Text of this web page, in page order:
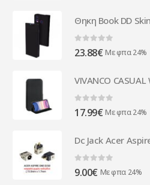
0 out of 5
23.88€ Με φπα 24%
0 out of 5
17.99€ Με φπα 24%
Dc Jack Acer
0 out of 5
9.00€ Με φπα 24%